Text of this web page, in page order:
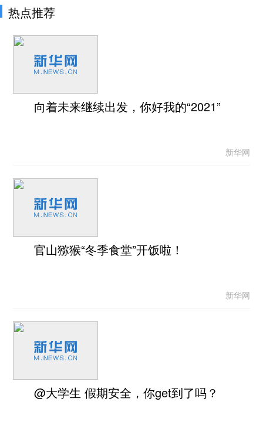
热点推荐
向着未来继续出发，你好我的“2021”
新华网
官山猕猴“冬季食堂”开饭啦！
新华网
@大学生 假期安全，你get到了吗？